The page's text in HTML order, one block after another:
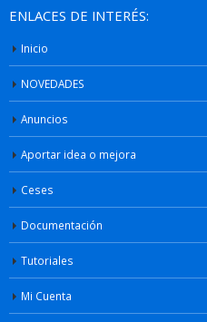
ENLACES DE INTERÉS:
Inicio
NOVEDADES
Anuncios
Aportar idea o mejora
Ceses
Documentación
Tutoriales
Mi Cuenta